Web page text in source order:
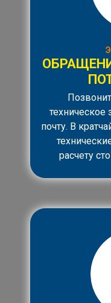
техническое
почту. В
расчету